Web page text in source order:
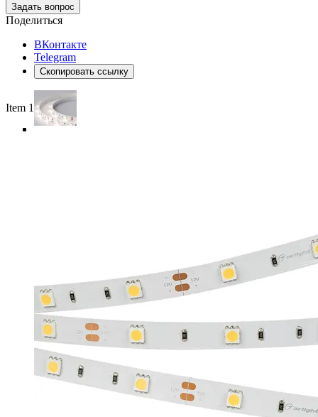
Задать вопрос
Поделиться
ВКонтакте
Telegram
Скопировать ссылку
Item 1 of 5